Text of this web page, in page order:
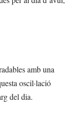
amb una
oscil·lació
del dia.